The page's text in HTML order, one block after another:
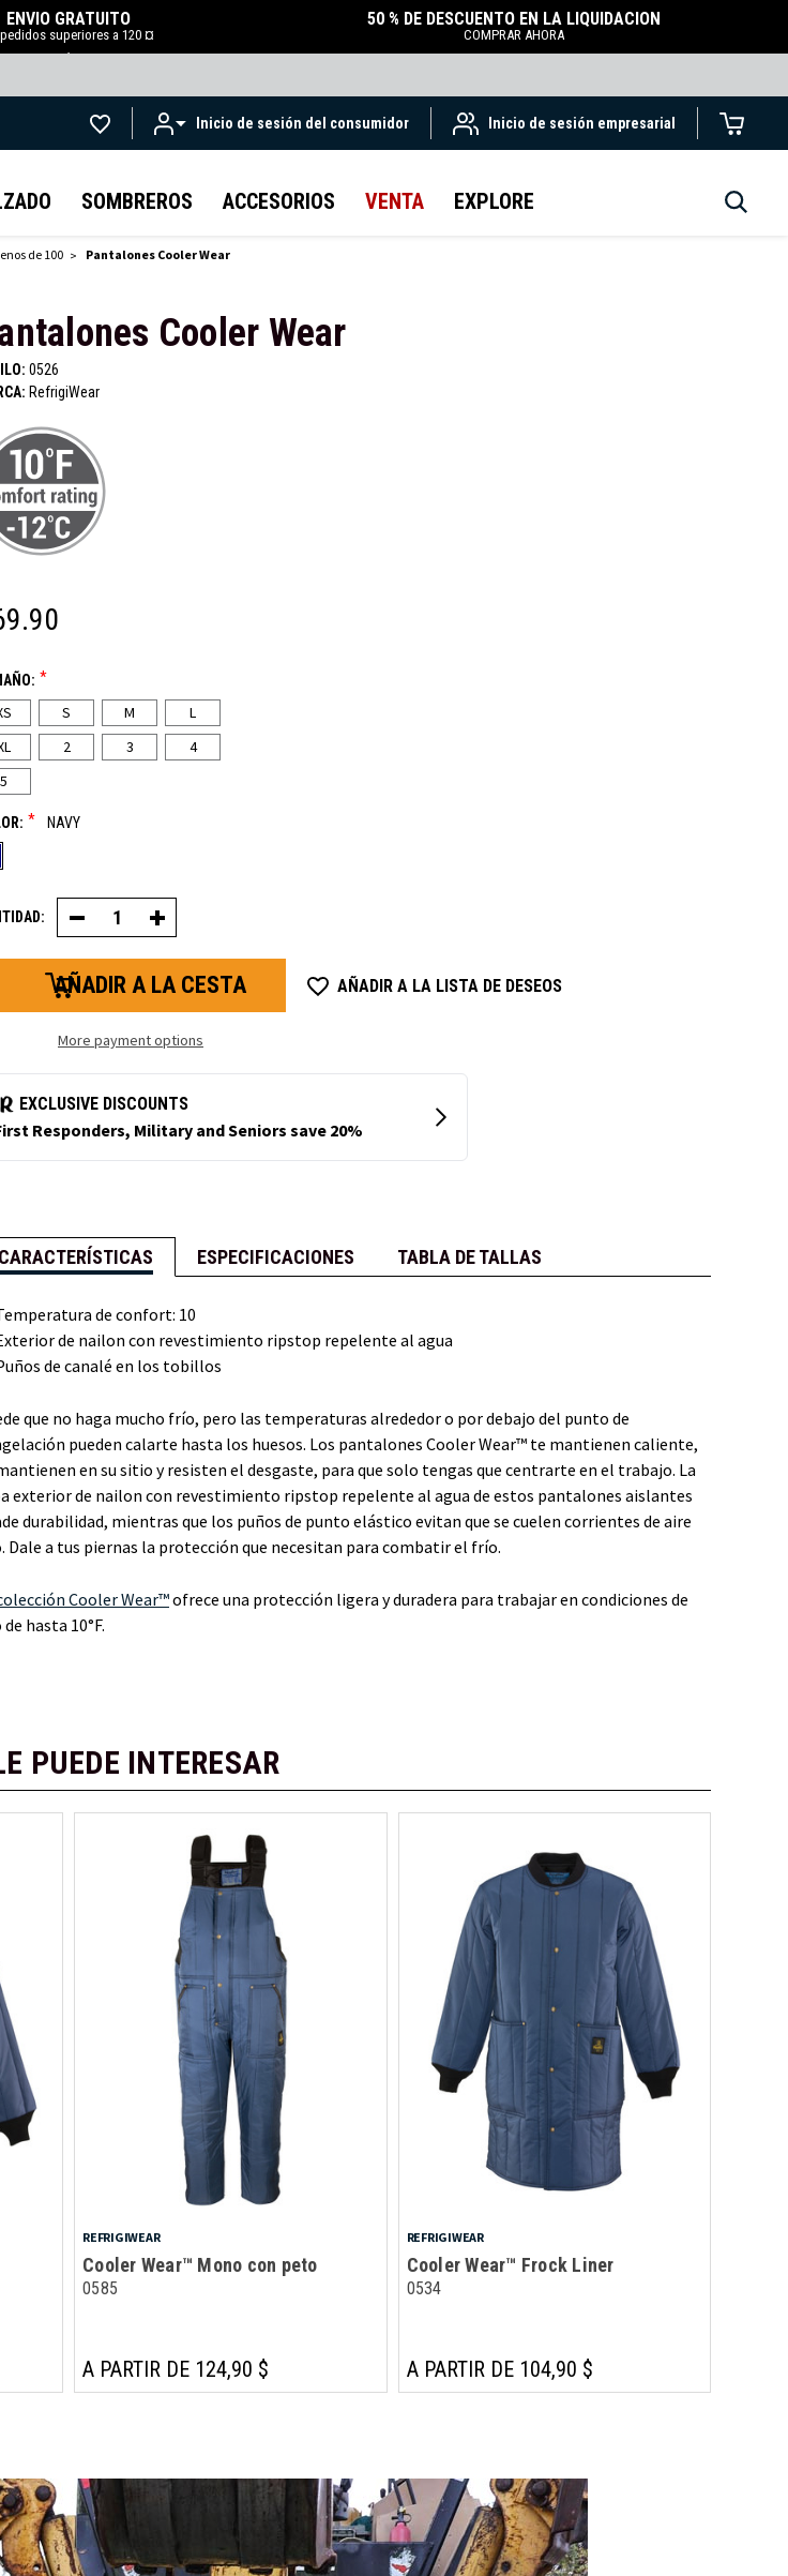
ENVÍO GRATUITO
superiores a 120 ¤
.
50 % DE DESCUENTO EN LA LIQUIDACIÓN
COMPRAR AHORA
Inicio de sesión del consumidor Inicio de sesión empresarial
SOMBREROS ACCESORIOS VENTA EXPLORE
de 100 Pantalones Cooler Wear
Cooler Wear
0526
RefrigiWear
*
S M
L
2 3
4
5
* NAVY
Disminuya
la
cantidad
de
pantalones
Wear™.
Aumentar
la
cantidad
pantalones
Wear
More payment options
AÑADIR A LA LISTA DE DESEOS
CARACTERÍSTICAS ESPECIFICACIONES TABLA DE TALLAS
de confort: 10
de nailon con revestimiento ripstop repelente al agua
de canalé en los tobillos
que no haga mucho frío, pero las temperaturas alrededor o por debajo del punto de
pueden calarte hasta los huesos. Los pantalones Cooler Wear™ te mantienen caliente,
en su sitio y resisten el desgaste, para que solo tengas que centrarte en el trabajo. La
exterior de nailon con revestimiento ripstop repelente al agua de estos pantalones aislantes
durabilidad, mientras que los puños de punto elástico evitan que se cuelen corrientes de aire
Dale a tus piernas la protección que necesitan para combatir el frío.
Cooler Wear™ofrece una protección ligera y duradera para trabajar en condiciones de
hasta 10°F.
PUEDE INTERESAR
REFRIGIWEAR
Cooler Wear™ Mono con peto
0585
A PARTIR DE 124,90 $
REFRIGIWEAR
Cooler Wear™ Frock Liner
0534
A PARTIR DE 104,90 $